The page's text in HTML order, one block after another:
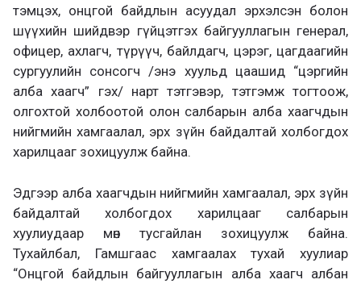
тэмцэх, онцгой байдлын асуудал эрхэлсэн болон
шүүхийн шийдвэр гүйцэтгэх байгууллагын генерал,
офицер, ахлагч, түрүүч, байлдагч, цэрэг, цагдаагийн
сургуулийн сонсогч /энэ хуульд цаашид “цэргийн
алба хаагч” гэх/ нарт тэтгэвэр, тэтгэмж тогтоож,
олгохтой холбоотой олон салбарын алба хаагчдын
нийгмийн хамгаалал, эрх зүйн байдалтай холбогдох
харилцааг зохицуулж байна.
Эдгээр алба хаагчдын нийгмийн хамгаалал, эрх зүйн
байдалтай холбогдох харилцааг салбарын
хуулиудаар мөн тусгайлан зохицуулж байна.
Тухайлбал, Гамшгаас хамгаалах тухай хуулиар
“Онцгой байдлын байгууллагын алба хаагч албан